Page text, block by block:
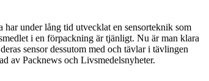
har under lång tid utvecklat en sensorteknik som
i en förpackning är tjänligt. Nu är man klara
sensor dessutom med och tävlar i tävlingen
av Packnews och Livsmedelsnyheter.